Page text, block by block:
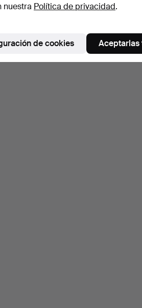
nuestra Política de privacidad.
de cookies Aceptarlas